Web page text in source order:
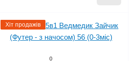
Хіт продажів
0